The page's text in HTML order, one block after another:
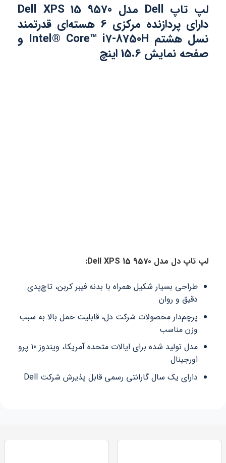
لپ تاپ Dell مدل Dell XPS 15 9570
دارای پردازنده مرکزی 6 هسته‌ای قدرتمند
نسل هشتم Intel® Core™ i7-8750H و
صفحه نمایش 15.6 اینچ
لپ تاپ دل مدل Dell XPS 15 9570:
طراحی بسیار شکیل همراه با بدنه فیبر کربن، تاچ‌پدی
دقیق و روان
پرچم‌دار محصولات شرکت دل، قابلیت حمل بالا به سبب
وزن مناسب
مدل تولید شده برای ایالات متحده آمریکا، ویندوز 10 پرو
اورجینال
دارای یک سال گارانتی رسمی قابل پذیرش شرکت Dell